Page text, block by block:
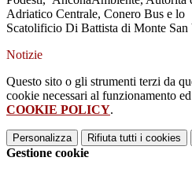
Adriatico Centrale, Conero Bus e lo
Scatolificio Di Battista di Monte San
Notizie
Questo sito o gli strumenti terzi da
cookie necessari al funzionamento
COOKIE POLICY.
Personalizza Rifiuta tutti i cookies
Gestione cookie